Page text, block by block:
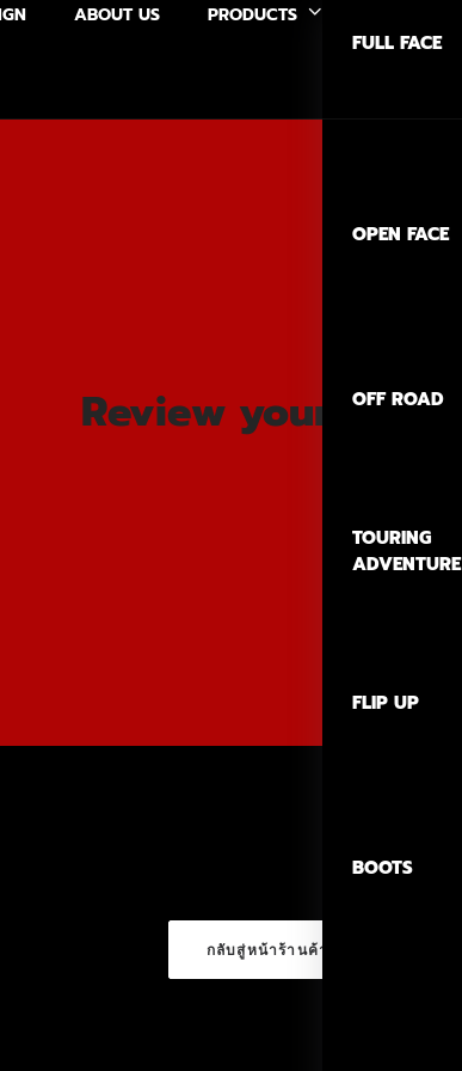
ABOUT US PRODUCTS
FULL FACE
OPEN FACE
OFF ROAD
TOURING
ADVENTURE
FLIP UP
BOOTS
Review your order
กลับสู่หน้าร้านค้า